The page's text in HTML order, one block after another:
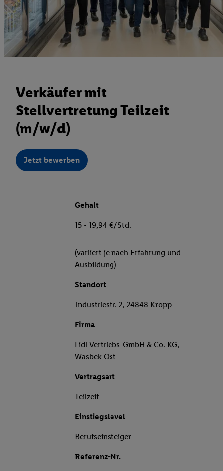
Verkäufer mit
Stellvertretung Teilzeit
(m/w/d)
Jetzt bewerben
Gehalt
15 - 19,94 €/Std.
(variiert je nach Erfahrung und
Ausbildung)
Standort
Industriestr. 2, 24848 Kropp
Firma
Lidl Vertriebs-GmbH & Co. KG,
Wasbek Ost
Vertragsart
Teilzeit
Einstiegslevel
Berufseinsteiger
Referenz-Nr.